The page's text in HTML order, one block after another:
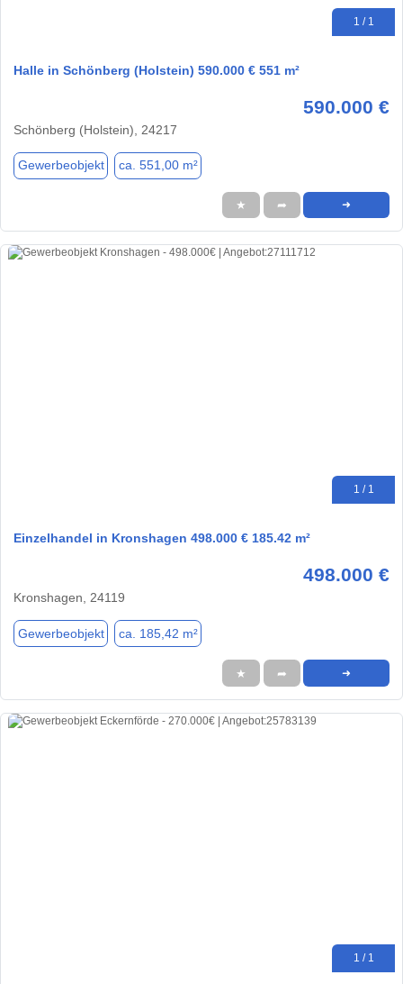
1 / 1
Halle in Schönberg (Holstein) 590.000 € 551 m²
590.000 €
Schönberg (Holstein), 24217
Gewerbeobjekt ca. 551,00 m²
★ ➦ ➜
1 / 1
Einzelhandel in Kronshagen 498.000 € 185.42 m²
498.000 €
Kronshagen, 24119
Gewerbeobjekt ca. 185,42 m²
★ ➦ ➜
1 / 1